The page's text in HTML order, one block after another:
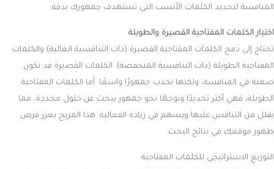
المنافسة لتحديد الكلمات الأنسب التي تستهدف جمهورك بدقة.
اختيار الكلمات المفتاحية القصيرة والطويلة
تحتاج إلى دمج الكلمات المفتاحية القصيرة (ذات التنافسية العالية) والكلمات
المفتاحية الطويلة (ذات التنافسية المنخفضة). الكلمات القصيرة قد تكون
صعبة في المنافسة، ولكنها تجذب جمهورًا واسعًا. أما الكلمات المفتاحية
الطويلة، فهي أكثر تحديدًا وتوجهًا نحو جمهور يبحث عن حلول محددة، مما
يقلل من التنافس عليها ويسهم في زيادة الفعالية. هذا المزيج يعزز فرص
ظهور موقعك في نتائج البحث.
التوزيع الاستراتيجي للكلمات المفتاحية